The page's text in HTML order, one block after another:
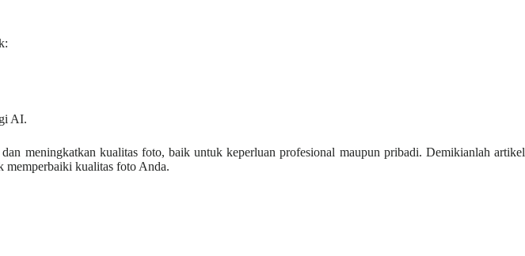
AI.
meningkatkan kualitas foto, baik untuk keperluan profesional maupun pribadi. Demikianlah artikel
memperbaiki kualitas foto Anda.